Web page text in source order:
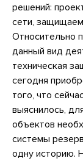
решений:
сети,
Относительно
данный вид
техническая
сегодня
того, что
выяснилось,
объектов
системы
одну историю.